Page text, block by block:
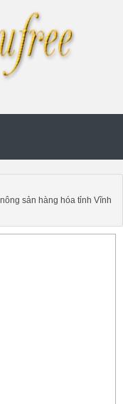
sản hàng hóa tỉnh Vĩnh